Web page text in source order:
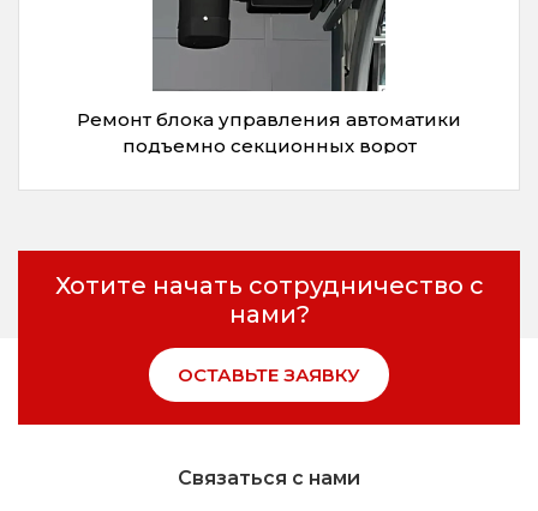
Ремонт блока управления автоматики
подъемно секционных ворот
Хотите начать сотрудничество с
нами?
ОСТАВЬТЕ ЗАЯВКУ
Связаться с нами